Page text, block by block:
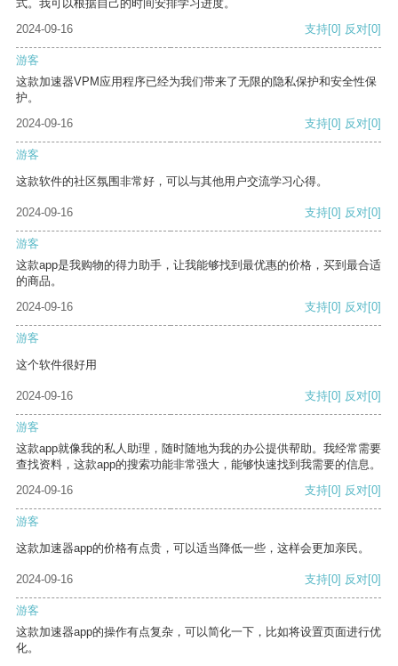
式。我可以根据自己的时间安排学习进度。
2024-09-16
支持[0] 反对[0]
游客
这款加速器VPM应用程序已经为我们带来了无限的隐私保护和安全性保
护。
2024-09-16
支持[0] 反对[0]
游客
这款软件的社区氛围非常好，可以与其他用户交流学习心得。
2024-09-16 支持[0] 反对[0]
游客
这款app是我购物的得力助手，让我能够找到最优惠的价格，买到最合适
的商品。
2024-09-16
支持[0] 反对[0]
游客
这个软件很好用
2024-09-16 支持[0] 反对[0]
游客
这款app就像我的私人助理，随时随地为我的办公提供帮助。我经常需要
查找资料，这款app的搜索功能非常强大，能够快速找到我需要的信息。
2024-09-16
支持[0] 反对[0]
游客
这款加速器app的价格有点贵，可以适当降低一些，这样会更加亲民。
2024-09-16 支持[0] 反对[0]
游客
这款加速器app的操作有点复杂，可以简化一下，比如将设置页面进行优
化。